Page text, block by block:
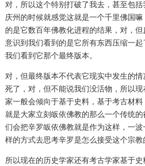
对，所以这个特别打破了我去，甚至包
庆州的时候就感觉这就是一个千里佛国
的是它数百年佛教化进程的结果，对，
意识到我们看到的是它所有东西压缩一
我们看到它那个最终版本。
对，但最终版本不代表它现实中发生的
死了，对，但不能说我们没活物，所以
家一般会倾向于基于史料，基于考古材
就是大家立刻皈依佛教的那么一个传统
们会把辛罗皈依佛教就是作为这样，一
样的方式去思考辛罗是怎么接受这个宗教
所以现在的历史学家还有考古学家基于